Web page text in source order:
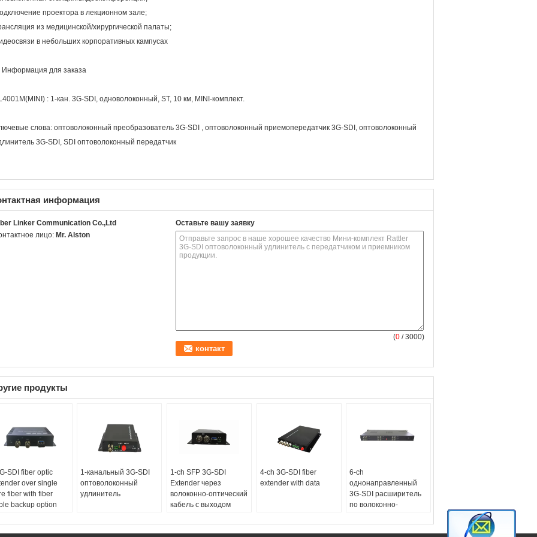
проектора в лекционном зале;
из медицинской/хирургической палаты;
в небольших корпоративных кампусах
Информация для заказа
: 1-кан. 3G-SDI, одноволоконный, ST, 10 км, MINI-комплект.
слова: оптоволоконный преобразователь 3G-SDI , оптоволоконный приемопередатчик 3G-SDI , оптоволоконный
3G-SDI , SDI оптоволоконный передатчик
информация
Linker Communication Co.,Ltd
лицо: Mr. Alston
Оставьте вашу заявку
(0 / 3000)
продукты
SDI fiber optic
over single
fiber with fiber
backup option
12G-SDI
1-канальный 3G-SDI
оптоволоконный
удлинитель
1-ch SFP 3G-SDI
Extender через
волоконно-оптический
кабель с выходом
4-ch 3G-SDI fiber
extender with data
6-ch
однонаправленный
3G-SDI расширитель
по волоконно-
встроенным внешним